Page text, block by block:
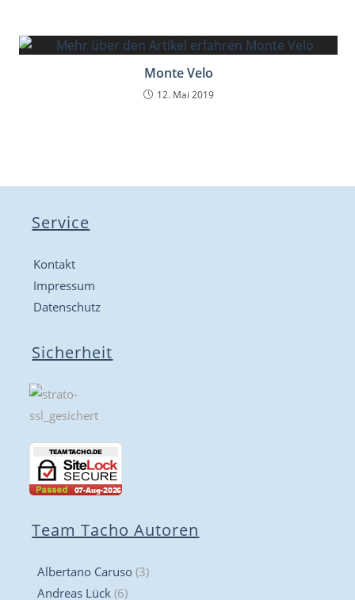
Monte Velo
12. Mai 2019
Service
Kontakt
Impressum
Datenschutz
Sicherheit
Team Tacho Autoren
Albertano Caruso (3)
Andreas Lück (6)